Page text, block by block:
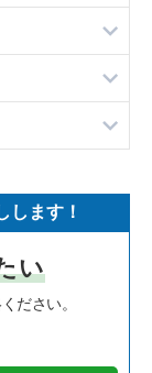
覧
覧
覧
します！
い
ださい。